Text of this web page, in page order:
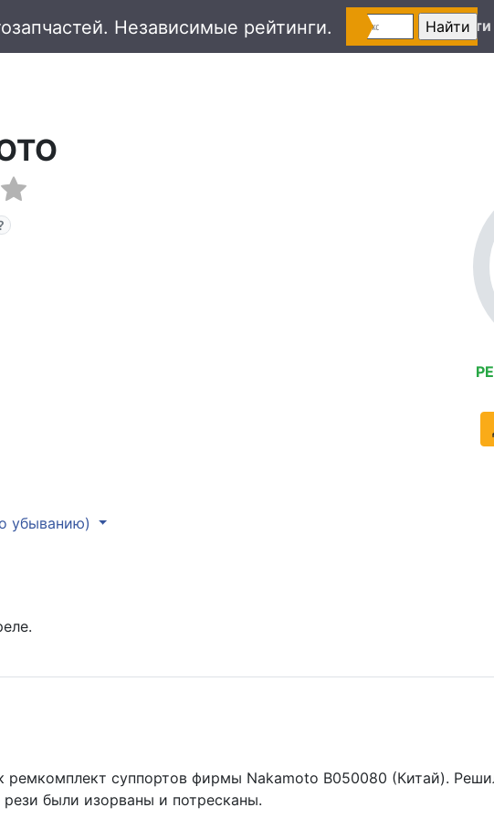
Автоновости
убыванию)
ремкомплект суппортов фирмы Nakamoto B050080 (Китай).
были изорваны и потресканы.